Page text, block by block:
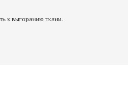
к выгоранию ткани.